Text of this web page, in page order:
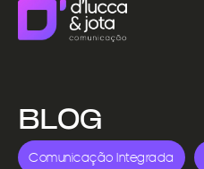
BLOG
Comunicação Integrada